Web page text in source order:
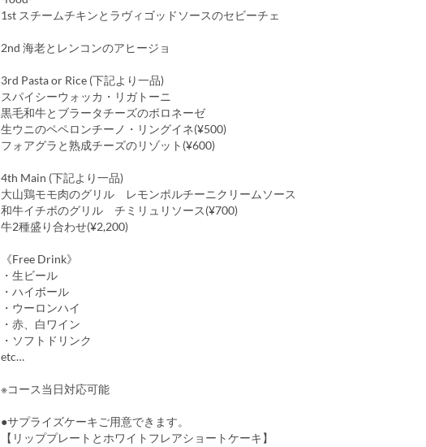
1st スチームチキンとラヴィゴッドソースのセビーチェ
2nd 海老とレンコンのアヒージョ
3rd Pasta or Rice (下記より一品)
スパイシーウォッカ・リガトーニ
黒毛和牛とブラータチーズのボロネーゼ
生ウニのペペロンチーノ・リングイネ(¥500)
フォアグラと熟成チーズのリゾット(¥600)
4th Main (下記より一品)
大山鶏モモ肉のグリル レモンポルチーニクリームソース
和牛イチボのグリル チミリュリソース(¥700)
牛2種盛り合わせ(¥2,200)
《Free Drink》
・生ビール
・ハイボール
・ウーロンハイ
・赤、白ワイン
・ソフトドリンク
etc…
※コース当日対応可能
●サプライズケーキご用意できます。
【リッププレートとホワイトフレアショートケーキ】